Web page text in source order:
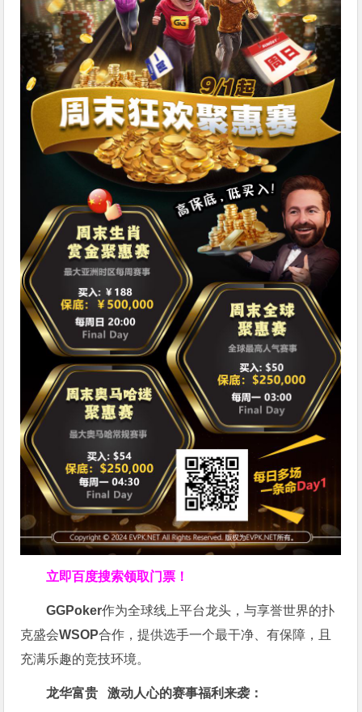
立即百度搜索领取门票！
GGPoker作为全球线上平台龙头，与享誉世界的扑
克盛会WSOP合作，提供选手一个最干净、有保障，且
充满乐趣的竞技环境。
龙华富贵 激动人心的赛事福利来袭：